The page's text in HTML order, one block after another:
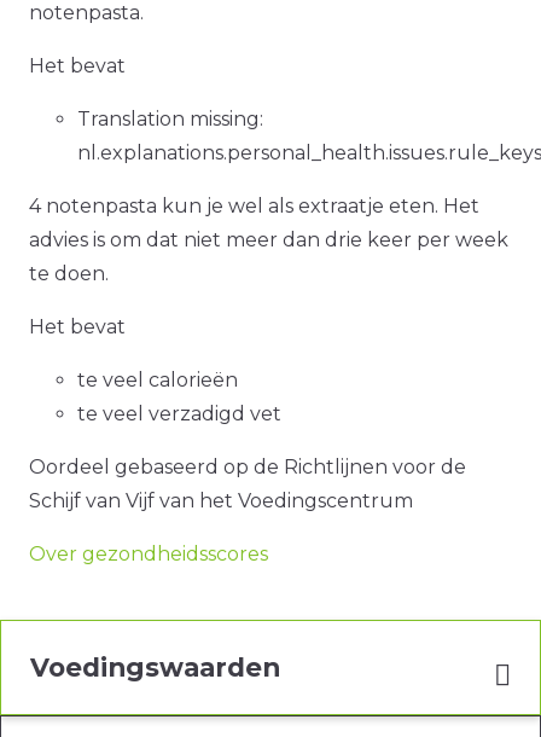
notenpasta.
Het bevat
Translation missing:
4 notenpasta kun je wel als extraatje eten. Het
advies is om dat niet meer dan drie keer per week
te doen.
Het bevat
te veel calorieën
te veel verzadigd vet
Oordeel gebaseerd op de Richtlijnen voor de
Schijf van Vijf van het Voedingscentrum
Over gezondheidsscores
Voedingswaarden